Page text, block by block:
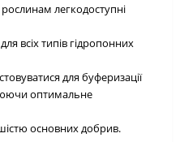
легкодоступні
всіх типів гідропонних
для буферизації
оптимальне
основних добрив.